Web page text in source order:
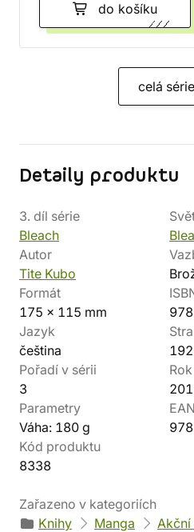
do košíku
celá série
Detaily produktu
3. díl série
Bleach
Autor
Tite Kubo
Formát
175 x 115 mm
Jazyk
čeština
192
Pořadí v sérii
3
Parametry
Váha: 180 g
EAN
Kód produktu
8338
Zařazeno v kategoriích
Knihy
Manga
Akční